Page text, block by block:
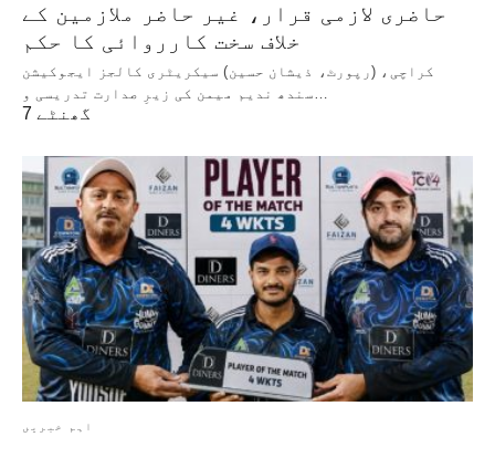
حاضری لازمی قرار، غیر حاضر ملازمین کے
خلاف سخت کارروائی کا حکم
کراچی، (رپورٹ، ذیشان حسین) سیکریٹری کالجز ایجوکیشن
سندھ ندیم میمن کی زیرِ صدارت تدریسی و…
7 گھنٹے
اہم خبریں